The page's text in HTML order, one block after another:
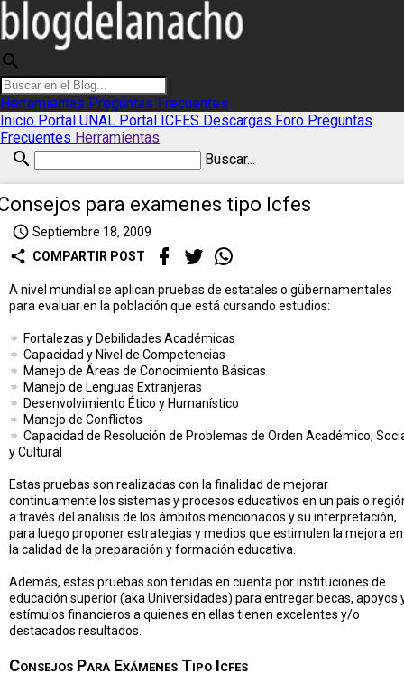
search
Herramientas Preguntas Frecuentes
Inicio Portal UNAL Portal ICFES Descargas Foro Preguntas
Frecuentes Herramientas
search Buscar...
para examenes tipo Icfes
access_time Septiembre 18, 2009
share COMPARTIR POST
A nivel mundial se aplican pruebas de estatales o gübernamentales
para evaluar en la población que está cursando estudios:
Fortalezas y Debilidades Académicas
Capacidad y Nivel de Competencias
Manejo de Áreas de Conocimiento Básicas
Manejo de Lenguas Extranjeras
Desenvolvimiento Ético y Humanístico
Manejo de Conflictos
Capacidad de Resolución de Problemas de Orden Académico,
y Cultural
Estas pruebas son realizadas con la finalidad de mejorar
continuamente los sistemas y procesos educativos en un país o
a través del análisis de los ámbitos mencionados y su interpretación,
para luego proponer estrategias y medios que estimulen la mejora en
la calidad de la preparación y formación educativa.
Además, estas pruebas son tenidas en cuenta por instituciones de
educación superior (aka Universidades) para entregar becas, apoyos
estímulos financieros a quienes en ellas tienen excelentes y/o
destacados resultados.
Consejos Para Exámenes Tipo Icfes